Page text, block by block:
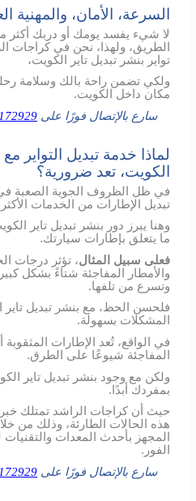
السرعة، الأمان، والمهنية
لا شيء يفسد يومك أو دربك أكثر
الطريق، ولهذا، نحن في كراجات
تواير بنشر تبديل تاير الكويت،
ولكي تضمن راحة بالك وسلامة
مكان داخل الكويت.
سارع بالإتصال فورًا على
لماذا خدمة تبديل التواير مع
الكويت، تعد ضرورية؟
في ظل الظروف الجوية الصعبة
تبديل الإطارات من الخدمات
وهنا يبرز دور بنشر تبديل تاير
ما يتعلق بإطارات سيارتك.
فعلى سبيل المثال، تؤثر درجات
والأمطار المفاجئة شتاءً بشكل
وتسرع من تلفها.
فلحسن الحظ، مع بنشر تبديل
المشكلات بسهولة.
في الواقع، تُعد الإطارات
المفاجئة شيوعًا على الطرق.
ولكن مع وجود بنشر تبديل تاير
بمفردك أبدًا.
حيث أن كراجات الراشد تمتلك
هذه الحالات الطارئة، وذلك من
المجهز بأحدث المعدات
الفور.
سارع بالإتصال فورًا على